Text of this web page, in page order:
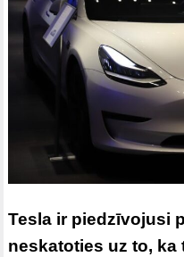
Tesla ir piedzīvojusi
neskatoties uz to, ka